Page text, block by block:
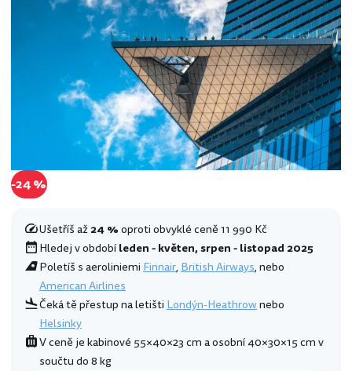
-24 %
Ušetříš až24 %oproti obvyklé ceně 11 990 Kč
Hledej v obdobíleden - květen, srpen - listopad 2025
Poletíš s aeroliniemiFinnair,British Airways, nebo
American Airlines
Čeká tě přestup na letištiLondýn-Heathrownebo
Helsinky
V ceně je kabinové 55×40×23 cm a osobní 40×30×15 cm v
součtu do 8 kg